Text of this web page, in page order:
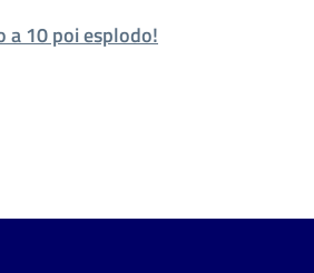
a 10 poi esplodo!